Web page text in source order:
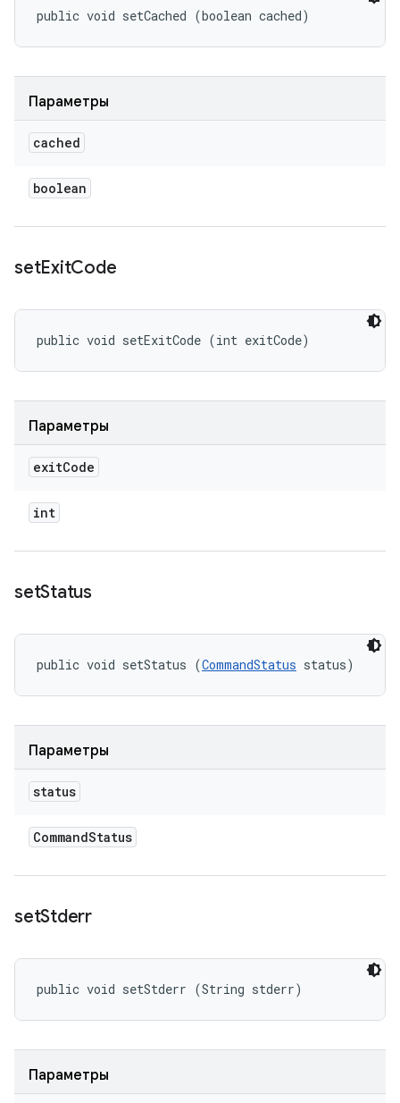
public void setCached (boolean cached)
Параметры
cached
boolean
setExitCode
public void setExitCode (int exitCode)
Параметры
exitCode
int
setStatus
public void setStatus (CommandStatus status)
Параметры
status
CommandStatus
setStderr
public void setStderr (String stderr)
Параметры